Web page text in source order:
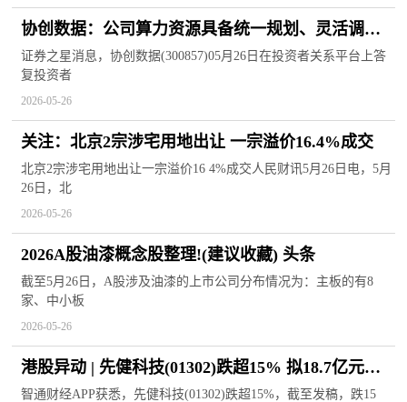
协创数据：公司算力资源具备统一规划、灵活调度
的能力
证券之星消息，协创数据(300857)05月26日在投资者关系平台上答
复投资者
2026-05-26
关注：北京2宗涉宅用地出让 一宗溢价16.4%成交
北京2宗涉宅用地出让一宗溢价16 4%成交人民财讯5月26日电，5月
26日，北
2026-05-26
2026A股油漆概念股整理!(建议收藏) 头条
截至5月26日，A股涉及油漆的上市公司分布情况为：主板的有8
家、中小板
2026-05-26
港股异动 | 先健科技(01302)跌超15% 拟18.7亿元收
购华医圣杰96.46%股权 以可换股债券支付代价
智通财经APP获悉，先健科技(01302)跌超15%，截至发稿，跌15